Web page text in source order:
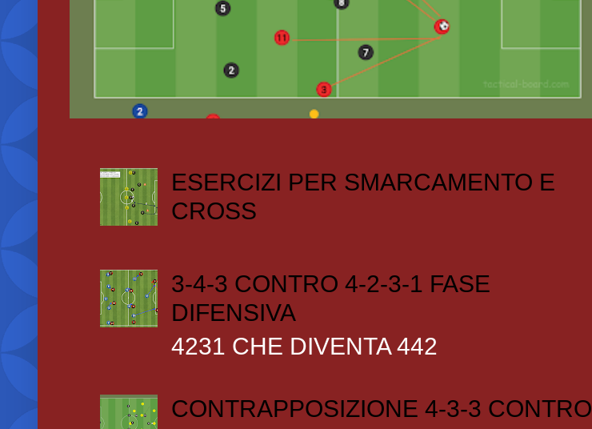
ESERCIZI PER SMARCAMENTO E
CROSS
3-4-3 CONTRO 4-2-3-1 FASE
DIFENSIVA
4231 CHE DIVENTA 442
CONTRAPPOSIZIONE 4-3-3 CONTRO